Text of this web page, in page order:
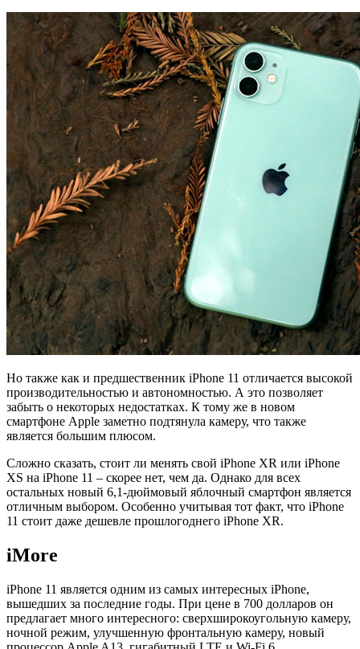
Но также как и предшественник iPhone 11 отличается высокой
производительностью и автономностью. А это позволяет
забыть о некоторых недостатках. К тому же в новом
смартфоне Apple заметно подтянула камеру, что также
является большим плюсом.
Сложно сказать, стоит ли менять свой iPhone XR или iPhone
XS на iPhone 11 – скорее нет, чем да. Однако для всех
остальных новый 6,1-дюймовый яблочный смартфон является
отличным выбором. Особенно учитывая тот факт, что iPhone
11 стоит даже дешевле прошлогоднего iPhone XR.
iMore
iPhone 11 является одним из самых интересных iPhone,
вышедших за последние годы. При цене в 700 долларов он
предлагает много интересного: сверхширокоугольную камеру,
ночной режим, улучшенную фронтальную камеру, новый